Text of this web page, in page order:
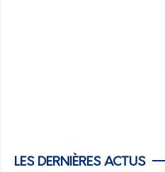
LES DERNIÈRES ACTUS